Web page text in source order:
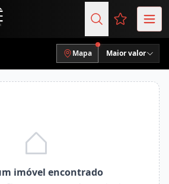
Favoritos
Mapa Maior valor
imóvel encontrado